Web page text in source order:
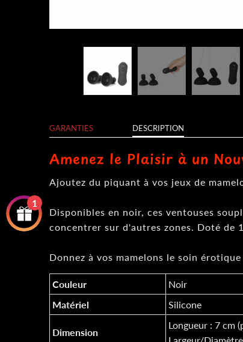
GARANTIES DESCRIPTION
Amenez le Plaisir à un
Ajoutez du piquant à vos jeux de
Disponibles en noir, ces ventouses
concentrer sur d'autres zones. Doté de
Donnez à vos mamelons le soin
Couleur
Noir
Matériel
Silicone
Dimension
Longueur : 7 cm
1